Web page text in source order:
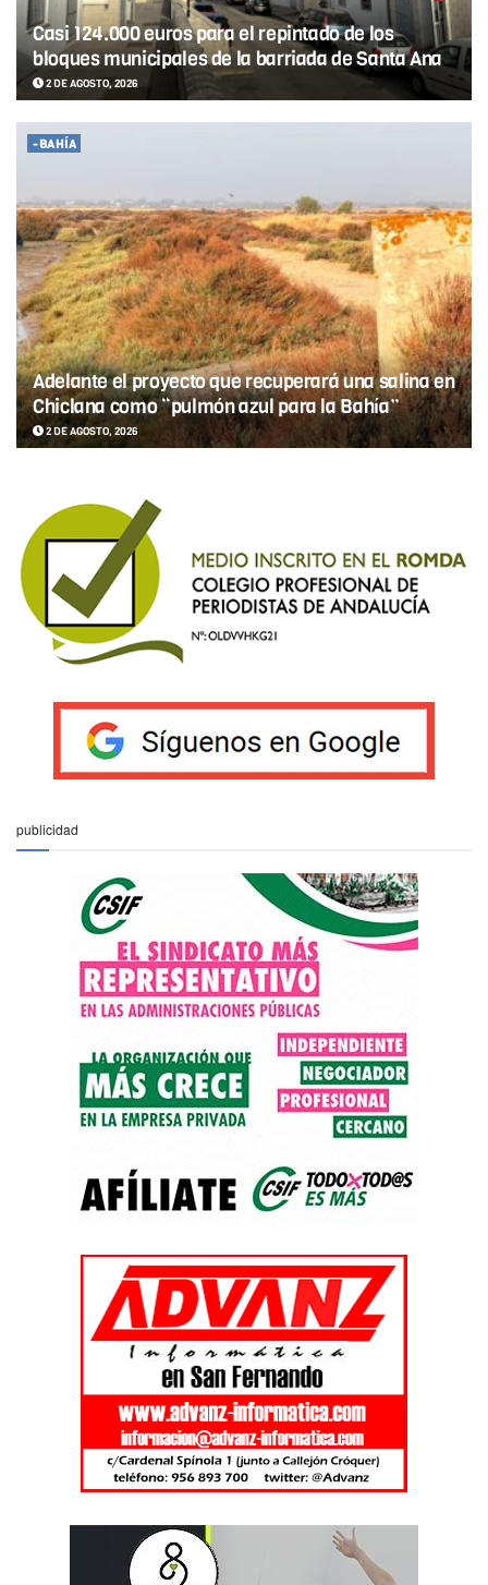
Casi 124.000 euros para el repintado de los
bloques municipales de la barriada de Santa Ana
2 DE AGOSTO, 2026
-BAHÍA
Adelante el proyecto que recuperará una salina en
Chiclana como “pulmón azul para la Bahía”
2 DE AGOSTO, 2026
publicidad